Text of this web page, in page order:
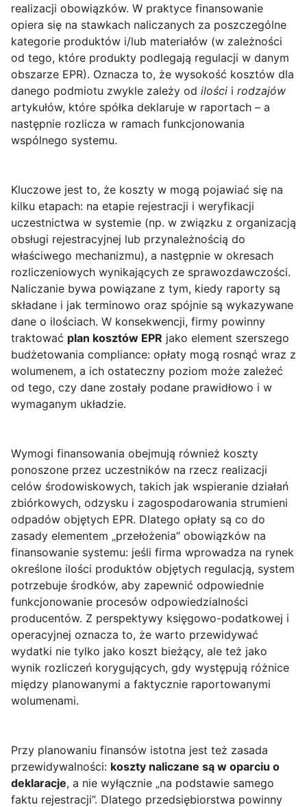
realizacji obowiązków. W praktyce finansowanie
opiera się na stawkach naliczanych za poszczególne
kategorie produktów i/lub materiałów (w zależności
od tego, które produkty podlegają regulacji w danym
obszarze EPR). Oznacza to, że wysokość kosztów dla
danego podmiotu zwykle zależy od ilości i rodzajów
artykułów, które spółka deklaruje w raportach – a
następnie rozlicza w ramach funkcjonowania
wspólnego systemu.
Kluczowe jest to, że koszty w mogą pojawiać się na
kilku etapach: na etapie rejestracji i weryfikacji
uczestnictwa w systemie (np. w związku z organizacją
obsługi rejestracyjnej lub przynależnością do
właściwego mechanizmu), a następnie w okresach
rozliczeniowych wynikających ze sprawozdawczości.
Naliczanie bywa powiązane z tym, kiedy raporty są
składane i jak terminowo oraz spójnie są wykazywane
dane o ilościach. W konsekwencji, firmy powinny
traktować plan kosztów EPR jako element szerszego
budżetowania compliance: opłaty mogą rosnąć wraz z
wolumenem, a ich ostateczny poziom może zależeć
od tego, czy dane zostały podane prawidłowo i w
wymaganym układzie.
Wymogi finansowania obejmują również koszty
ponoszone przez uczestników na rzecz realizacji
celów środowiskowych, takich jak wspieranie działań
zbiórkowych, odzysku i zagospodarowania strumieni
odpadów objętych EPR. Dlatego opłaty są co do
zasady elementem „przełożenia” obowiązków na
finansowanie systemu: jeśli firma wprowadza na rynek
określone ilości produktów objętych regulacją, system
potrzebuje środków, aby zapewnić odpowiednie
funkcjonowanie procesów odpowiedzialności
producentów. Z perspektywy księgowo-podatkowej i
operacyjnej oznacza to, że warto przewidywać
wydatki nie tylko jako koszt bieżący, ale też jako
wynik rozliczeń korygujących, gdy występują różnice
między planowanymi a faktycznie raportowanymi
wolumenami.
Przy planowaniu finansów istotna jest też zasada
przewidywalności: koszty naliczane są w oparciu o
deklaracje, a nie wyłącznie „na podstawie samego
faktu rejestracji”. Dlatego przedsiębiorstwa powinny